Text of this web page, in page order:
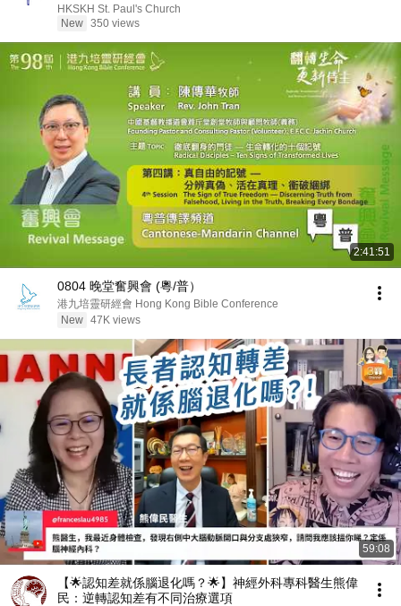
HKSKH St. Paul's Church
New 350 views
2:41:51
0804 晚堂奮興會 (粵/普）
港九培靈研經會 Hong Kong Bible Conference
New 47K views
59:08
【🌟認知差就係腦退化嗎？🌟】神經外科專科醫生熊偉
民：逆轉認知差有不同治療選項